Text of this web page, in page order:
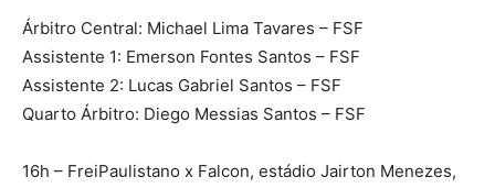
Árbitro Central: Michael Lima Tavares – FSF
Assistente 1: Emerson Fontes Santos – FSF
Assistente 2: Lucas Gabriel Santos – FSF
Quarto Árbitro: Diego Messias Santos – FSF
16h – FreiPaulistano x Falcon, estádio Jairton Menezes,